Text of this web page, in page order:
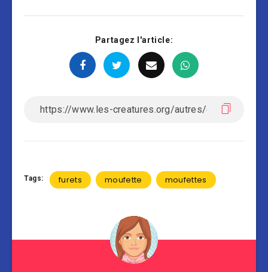
Partagez l'article:
Tags: furets moufette moufettes